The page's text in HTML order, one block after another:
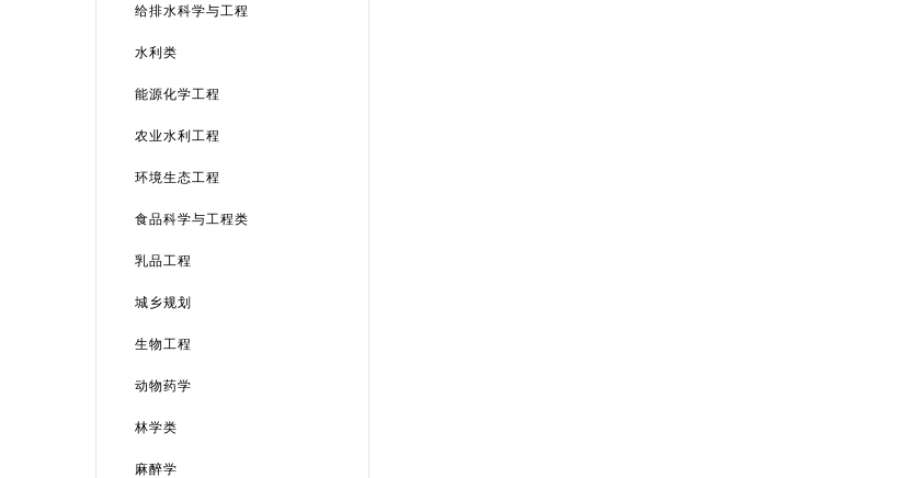
给排水科学与工程
水利类
能源化学工程
农业水利工程
环境生态工程
食品科学与工程类
乳品工程
城乡规划
生物工程
动物药学
林学类
麻醉学